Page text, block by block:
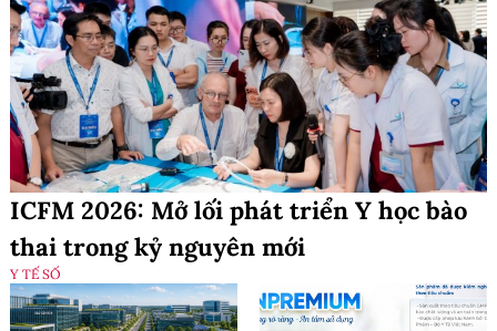
ICFM 2026: Mở lối phát triển Y học bào
thai trong kỷ nguyên mới
Y TẾ SỐ